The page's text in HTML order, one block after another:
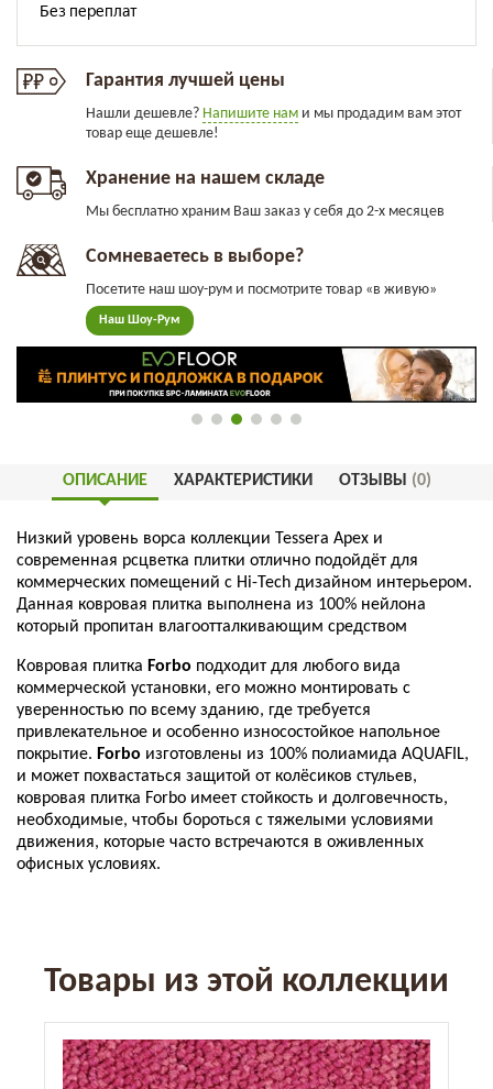
Гарантия лучшей цены
Нашли дешевле? Напишите нам и мы продадим вам этот
товар еще дешевле!
Хранение на нашем складе
Мы бесплатно храним Ваш заказ у себя до 2-х месяцев
Сомневаетесь в выборе?
Посетите наш шоу-рум и посмотрите товар «в живую»
Наш Шоу-Рум
ОПИСАНИЕ ХАРАКТЕРИСТИКИ ОТЗЫВЫ (0)
Низкий уровень ворса коллекции Tessera Apex и
современная рсцветка плитки отлично подойдёт для
коммерческих помещений с Hi-Tech дизайном интерьером.
Данная ковровая плитка выполнена из 100% нейлона
который пропитан влагоотталкивающим средством
Ковровая плитка Forbo подходит для любого вида
коммерческой установки, его можно монтировать с
уверенностью по всему зданию, где требуется
привлекательное и особенно износостойкое напольное
покрытие. Forbo изготовлены из 100% полиамида AQUAFIL,
и может похвастаться защитой от колёсиков стульев,
ковровая плитка Forbo имеет стойкость и долговечность,
необходимые, чтобы бороться с тяжелыми условиями
движения, которые часто встречаются в оживленных
офисных условиях.
Товары из этой коллекции